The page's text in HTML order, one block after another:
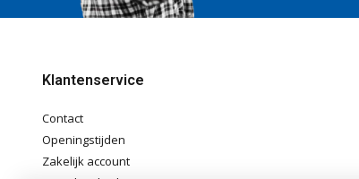
Klantenservice
Contact
Openingstijden
Zakelijk account